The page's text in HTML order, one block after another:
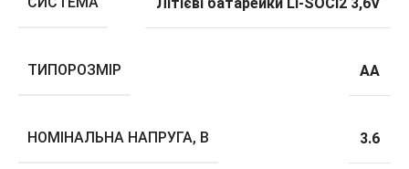
ТИПОРОЗМІР АА
НОМІНАЛЬНА НАПРУГА, В 3.6